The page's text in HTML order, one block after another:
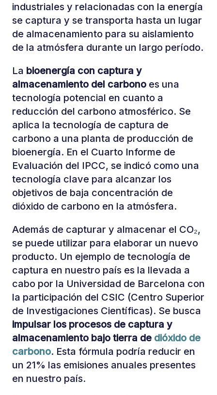
industriales y relacionadas con la energía
se captura y se transporta hasta un lugar
de almacenamiento para su aislamiento
de la atmósfera durante un largo período.
La bioenergía con captura y
almacenamiento del carbonoes una
tecnología potencial en cuanto a
reducción del carbono atmosférico. Se
aplica la tecnología de captura de
carbono a una planta de producción de
bioenergía. En el Cuarto Informe de
Evaluación del IPCC, se indicó como una
tecnología clave para alcanzar los
objetivos de baja concentración de
dióxido de carbono en la atmósfera.
Además de capturar y almacenar el CO₂,
se puede utilizar para elaborar un nuevo
producto. Un ejemplo de tecnología de
captura en nuestro país es la llevada a
cabo por la Universidad de Barcelona con
la participación del CSIC (Centro Superior
de Investigaciones Científicas). Se busca
impulsar los procesos de captura y
almacenamiento bajo tierra de dióxido de
carbono. Esta fórmula podría reducir en
un 21% las emisiones anuales presentes
en nuestro país.